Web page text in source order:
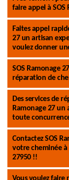
faire appel à SOS
Faites appel
27 un artisan
voulez donner
SOS Ramonage
réparation de
Des services de
Ramonage 27
toute
Contactez SOS
votre cheminée à
27950 !!